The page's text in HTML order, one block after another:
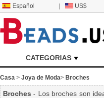
Español US$
CATEGORIAS
Casa > Joya de Moda> Broches
Broches - Los broches son